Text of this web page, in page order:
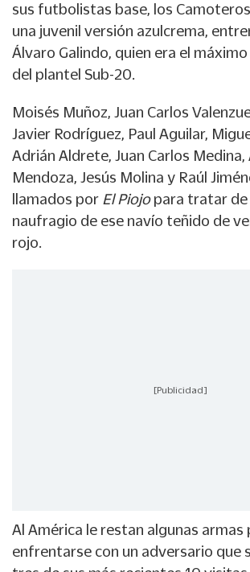
sus futbolistas base, los
una juvenil versión azulcrema,
Álvaro Galindo, quien era el
del plantel Sub-20.
Moisés Muñoz, Juan Carlos
Javier Rodríguez, Paul Aguilar,
Adrián Aldrete, Juan Carlos Medina,
Mendoza, Jesús Molina y Raúl
llamados por El Piojopara tratar de
naufragio de ese navío teñido de
rojo.
[Publicidad]
Al América le restan algunas armas
enfrentarse con un adversario que